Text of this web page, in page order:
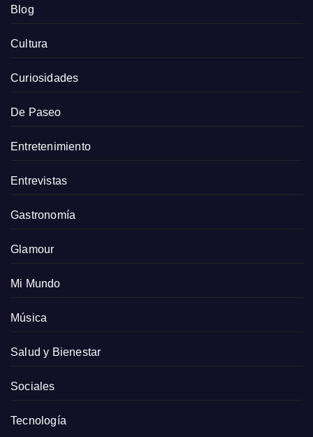
Blog
Cultura
Curiosidades
De Paseo
Entretenimiento
Entrevistas
Gastronomía
Glamour
Mi Mundo
Música
Salud y Bienestar
Sociales
Tecnología